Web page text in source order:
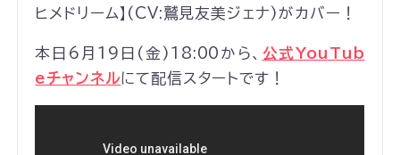
ヒメドリーム】(CV:鷲見友美ジェナ)がカバー！
本日6月19日(金)18:00から、 公式YouTub
eチャンネルにて配信スタートです！